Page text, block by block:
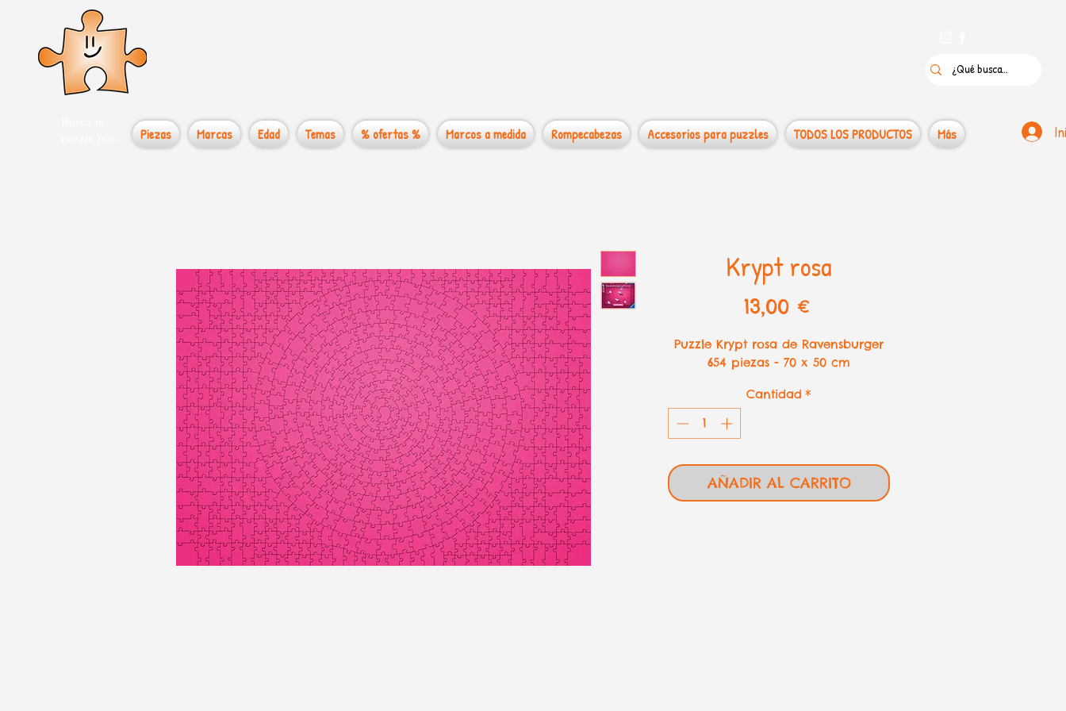
Piezas Marcas Edad Temas % ofertas % Marcos a medida Rompecabezas Accesorios para puzzles TODOS LOS PRODUCTOS Más
Krypt rosa
13,00 €
Puzzle Krypt rosa de Ravensburger
654 piezas - 70 x 50 cm
Cantidad *
AÑADIR AL CARRITO